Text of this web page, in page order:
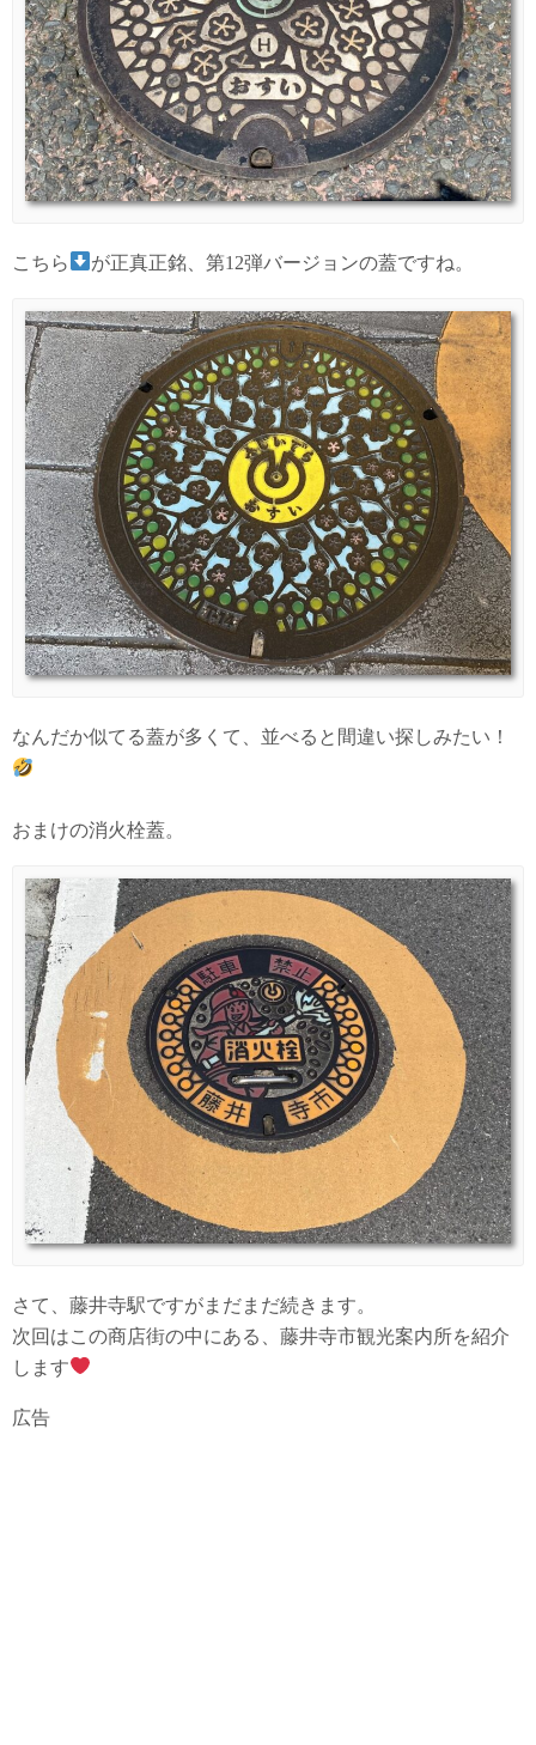
こちら が正真正銘、第12弾バージョンの蓋ですね。
なんだか似てる蓋が多くて、並べると間違い探しみたい！
おまけの消火栓蓋。
さて、藤井寺駅ですがまだまだ続きます。
次回はこの商店街の中にある、藤井寺市観光案内所を紹介
します
広告